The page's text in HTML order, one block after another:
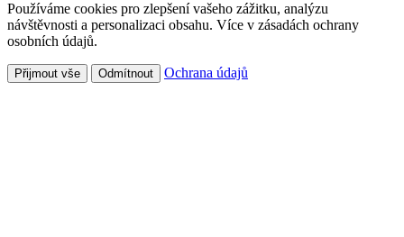
Používáme cookies pro zlepšení vašeho zážitku, analýzu
návštěvnosti a personalizaci obsahu. Více v zásadách ochrany
osobních údajů.
Přijmout vše Odmítnout Ochrana údajů